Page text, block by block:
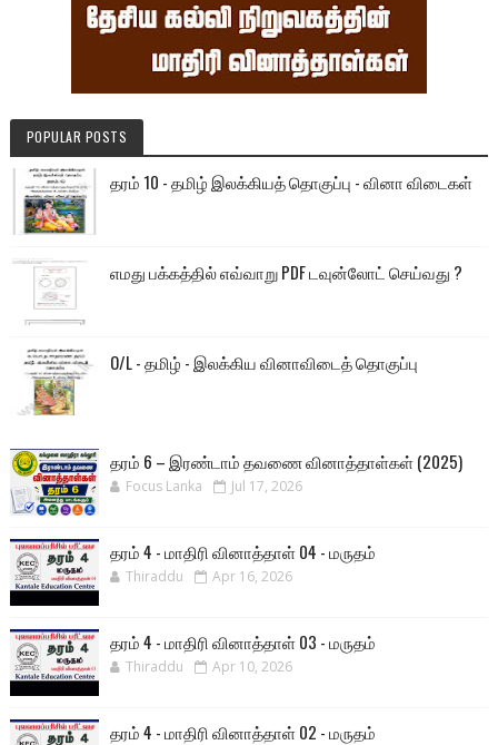
POPULAR POSTS
தரம் 10 - தமிழ் இலக்கியத் தொகுப்பு - வினா விடைகள்
எமது பக்கத்தில் எவ்வாறு PDF டவுன்லோட் செய்வது ?
O/L - தமிழ் - இலக்கிய வினாவிடைத் தொகுப்பு
தரம் 6 – இரண்டாம் தவணை வினாத்தாள்கள் (2025)
Focus Lanka Jul 17, 2026
தரம் 4 - மாதிரி வினாத்தாள் 04 - மருதம்
Thiraddu Apr 16, 2026
தரம் 4 - மாதிரி வினாத்தாள் 03 - மருதம்
Thiraddu Apr 10, 2026
தரம் 4 - மாதிரி வினாத்தாள் 02 - மருதம்